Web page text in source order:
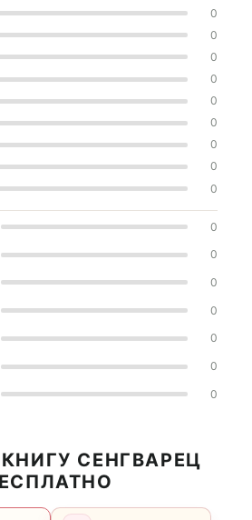
0
0
0
0
0
0
0
0
0
0
0
0
0
0
0
0
СЕНГВАРЕЦ